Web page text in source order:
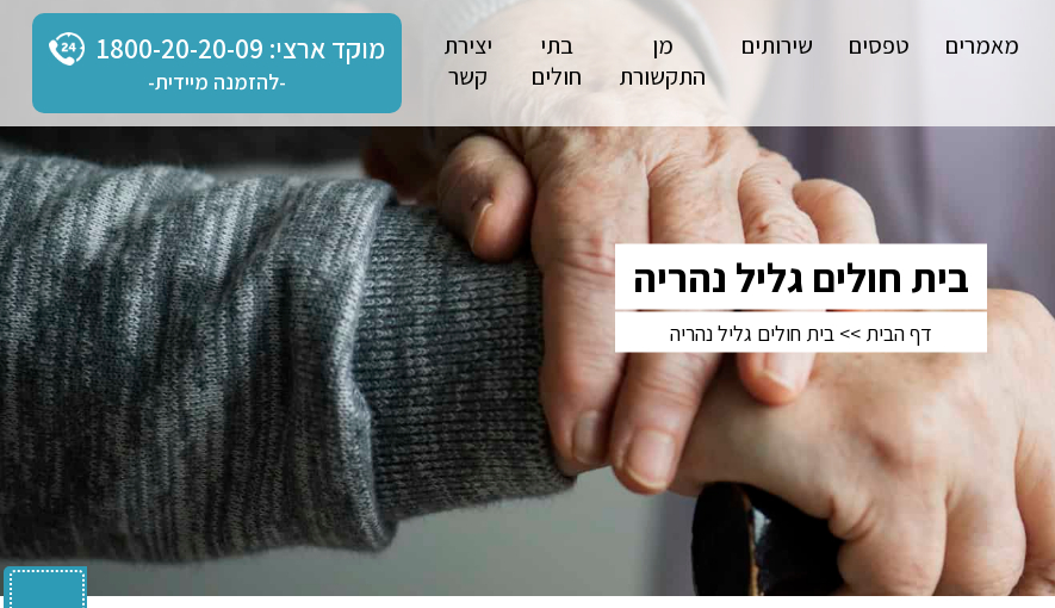
מאמרים טפסים שירותים
מן
התקשורת
בתי
חולים
יצירת
קשר
מוקד ארצי: 1800-20-20-09
-להזמנה מיידית-
בית חולים גליל נהריה
דף הבית >> בית חולים גליל נהריה